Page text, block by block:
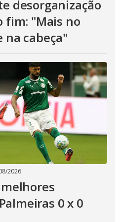
desorganização
fim: "Mais no
na cabeça"
2026
melhores
0 x 0